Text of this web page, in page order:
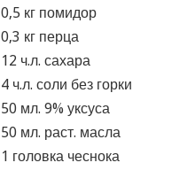
0,5 кг помидор
0,3 кг перца
12 ч.л. сахара
4 ч.л. соли без горки
50 мл. 9% уксуса
50 мл. раст. масла
1 головка чеснока